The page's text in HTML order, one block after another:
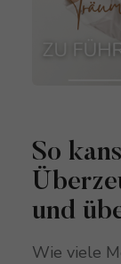
So
und
Wie viele